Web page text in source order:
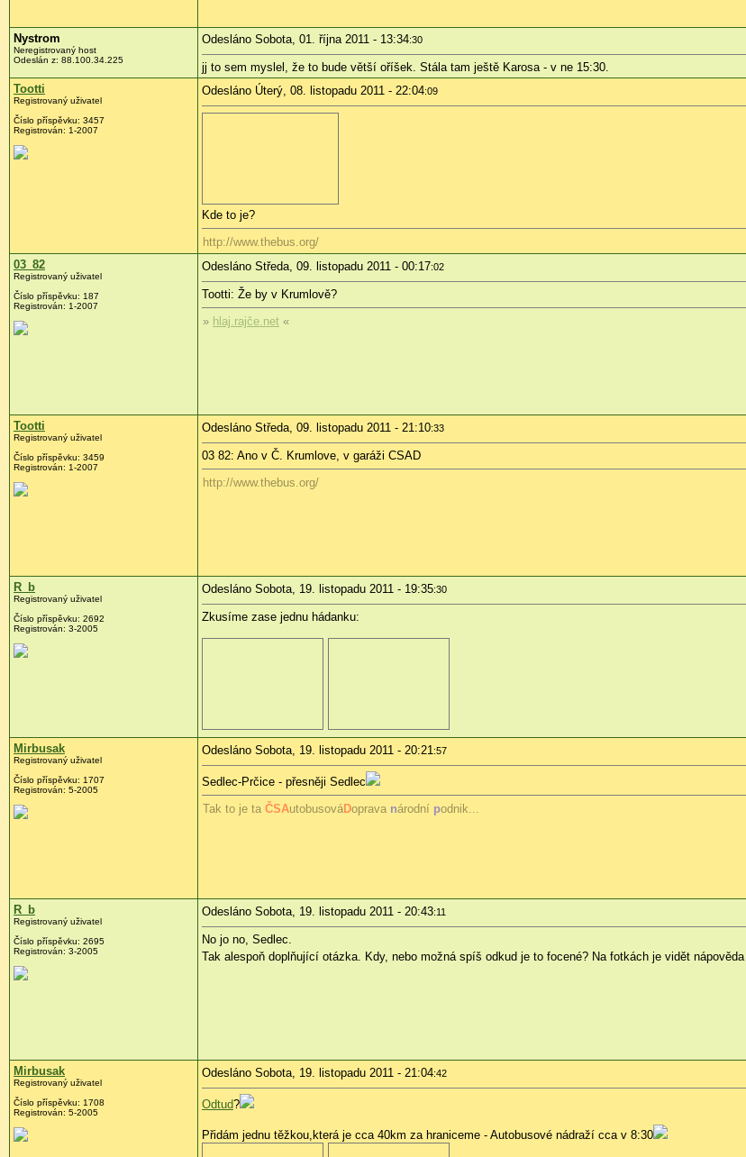
Nystrom
Neregistrovaný host
Odeslán z: 88.100.34.225
Odesláno Sobota, 01. října 2011 - 13:34:30
jj to sem myslel, že to bude větší oříšek. Stála tam ještě Karosa - v ne 15:30.
Tootti
Registrovaný uživatel
Číslo příspěvku: 3457
Registrován: 1-2007
Odesláno Úterý, 08. listopadu 2011 - 22:04:09
Kde to je?
http://www.thebus.org/
03_82
Registrovaný uživatel
Číslo příspěvku: 187
Registrován: 1-2007
Odesláno Středa, 09. listopadu 2011 - 00:17:02
Tootti: Že by v Krumlově?
» hlaj.rajče.net «
Tootti
Registrovaný uživatel
Číslo příspěvku: 3459
Registrován: 1-2007
Odesláno Středa, 09. listopadu 2011 - 21:10:33
03 82: Ano v Č. Krumlove, v garáži CSAD
http://www.thebus.org/
R_b
Registrovaný uživatel
Číslo příspěvku: 2692
Registrován: 3-2005
Odesláno Sobota, 19. listopadu 2011 - 19:35:30
Zkusíme zase jednu hádanku:
Mirbusak
Registrovaný uživatel
Číslo příspěvku: 1707
Registrován: 5-2005
Odesláno Sobota, 19. listopadu 2011 - 20:21:57
Sedlec-Prčice - přesněji Sedlec
Tak to je ta ČSAutobusováDoprava národní podnik...
R_b
Registrovaný uživatel
Číslo příspěvku: 2695
Registrován: 3-2005
Odesláno Sobota, 19. listopadu 2011 - 20:43:11
No jo no, Sedlec.
Tak alespoň doplňující otázka. Kdy, nebo možná spíš odkud je to focené? Na fotkách je vidět nápověda
Mirbusak
Registrovaný uživatel
Číslo příspěvku: 1708
Registrován: 5-2005
Odesláno Sobota, 19. listopadu 2011 - 21:04:42
Odtud?
Přidám jednu těžkou,která je cca 40km za hraniceme - Autobusové nádraží cca v 8:30